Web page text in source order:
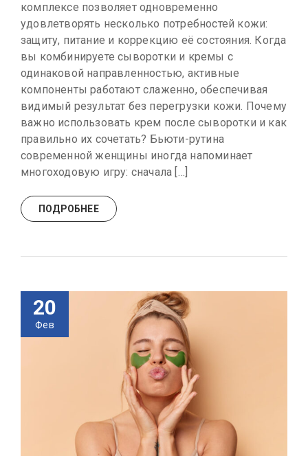
комплексе позволяет одновременно
удовлетворять несколько потребностей кожи:
защиту, питание и коррекцию её состояния. Когда
вы комбинируете сыворотки и кремы с
одинаковой направленностью, активные
компоненты работают слаженно, обеспечивая
видимый результат без перегрузки кожи. Почему
важно использовать крем после сыворотки и как
правильно их сочетать? Бьюти-рутина
современной женщины иногда напоминает
многоходовую игру: сначала […]
ПОДРОБНЕЕ
20
Фев